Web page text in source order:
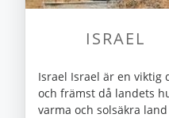
ISRAEL
Israel Israel är en viktig
och främst då landets
varma och solsäkra